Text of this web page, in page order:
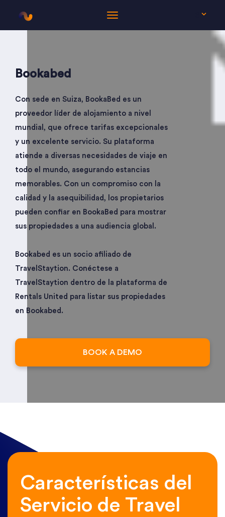
Bookabed
Con sede en Suiza, BookaBed es un
proveedor líder de alojamiento a nivel
mundial, que ofrece tarifas excepcionales
y un excelente servicio. Su plataforma
atiende a diversas necesidades de viaje en
todo el mundo, asegurando estancias
memorables. Con un compromiso con la
calidad y la asequibilidad, los propietarios
pueden confiar en BookaBed para mostrar
sus propiedades a una audiencia global.
Bookabed es un socio afiliado de
TravelStaytion. Conéctese a
TravelStaytion dentro de la plataforma de
Rentals United para listar sus propiedades
en Bookabed.
BOOK A DEMO
Características del
Servicio de Travel